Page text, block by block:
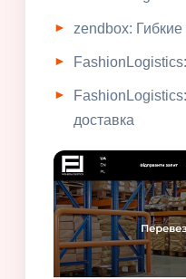
zendbox:
доставка